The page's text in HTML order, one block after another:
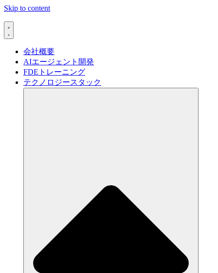
Skip to content
会社概要
AIエージェント開発
FDEトレーニング
テクノロジースタック